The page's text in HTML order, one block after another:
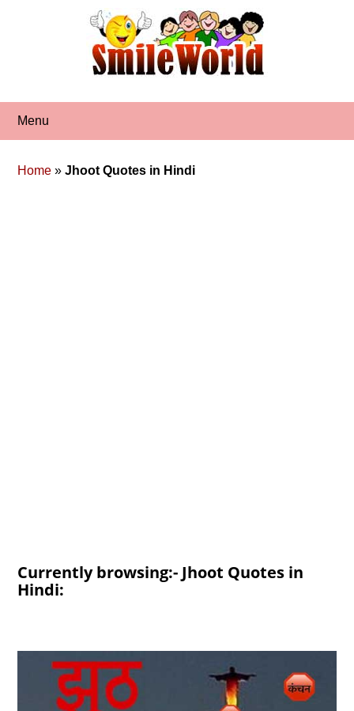
Menu
Home »Jhoot Quotes in Hindi
Currently browsing:- Jhoot Quotes in
Hindi: